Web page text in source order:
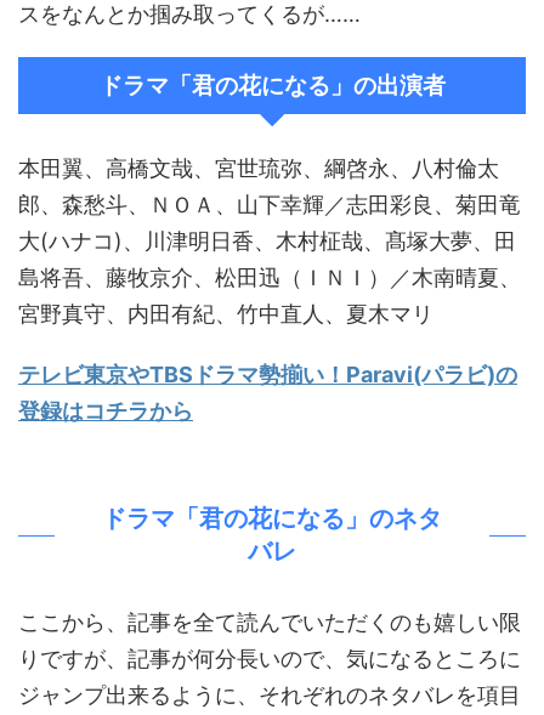
スをなんとか掴み取ってくるが……
ドラマ「君の花になる」の出演者
本田翼、高橋文哉、宮世琉弥、綱啓永、八村倫太
郎、森愁斗、ＮＯＡ、山下幸輝／志田彩良、菊田竜
大(ハナコ)、川津明日香、木村柾哉、髙塚大夢、田
島将吾、藤牧京介、松田迅（ＩＮＩ）／木南晴夏、
宮野真守、内田有紀、竹中直人、夏木マリ
テレビ東京やTBSドラマ勢揃い！Paravi(パラビ)の
登録はコチラから
ドラマ「君の花になる」のネタ
バレ
ここから、記事を全て読んでいただくのも嬉しい限
りですが、記事が何分長いので、気になるところに
ジャンプ出来るように、それぞれのネタバレを項目